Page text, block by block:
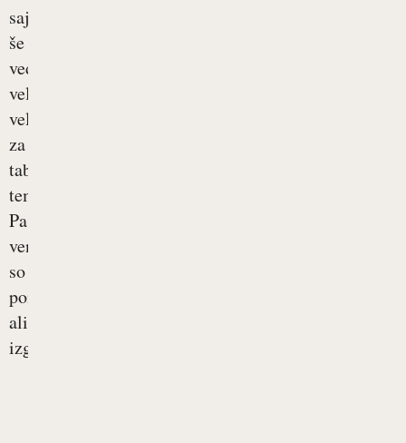
saj
še
vedno
velikokrat
veljajo
za
tabu
temo.
Pa
vendarle
so
pomanjkanje
ali
izguba...